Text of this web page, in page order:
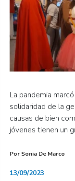
La pandemia
solidaridad de la
causas de bien
jóvenes tienen un
Por Sonia De Marco
13/09/2023